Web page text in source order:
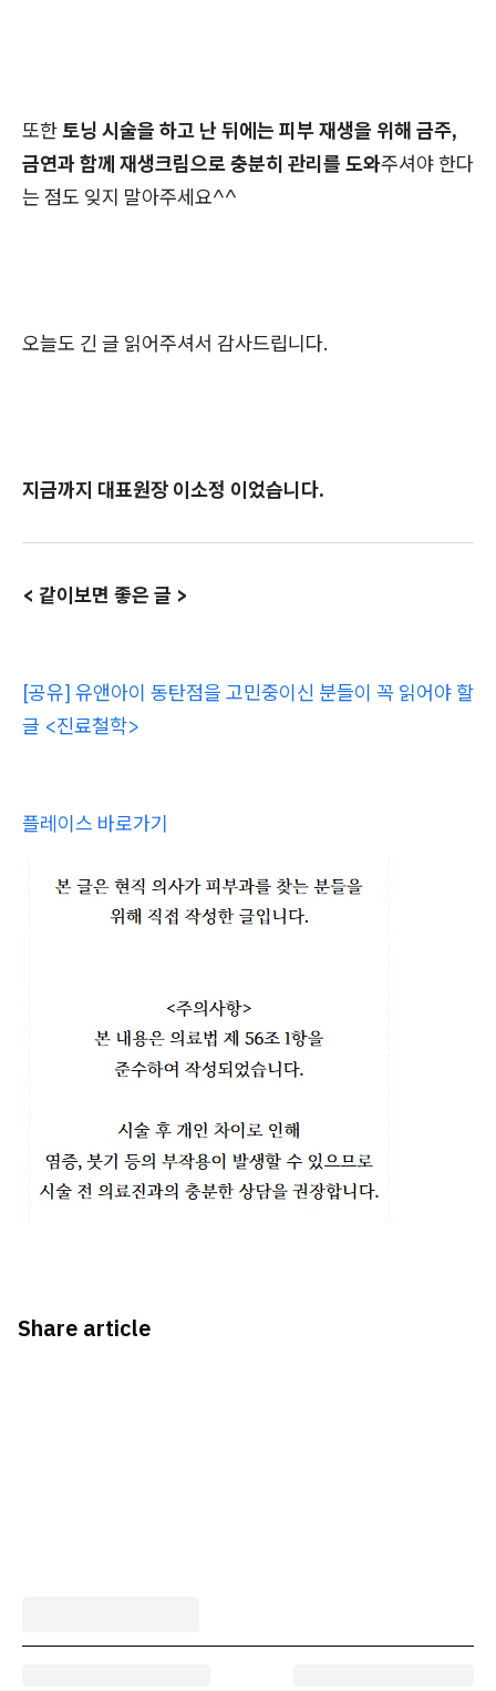
또한토닝 시술을 하고 난 뒤에는 피부 재생을 위해 금주,
금연과 함께 재생크림으로 충분히 관리를 도와주셔야 한다
는 점도 잊지 말아주세요^^
오늘도 긴 글 읽어주셔서 감사드립니다.
지금까지 대표원장 이소정 이었습니다.
< 같이보면 좋은 글 >
[공유] 유앤아이 동탄점을 고민중이신 분들이 꼭 읽어야 할
글 <진료철학>
플레이스 바로가기
Share article